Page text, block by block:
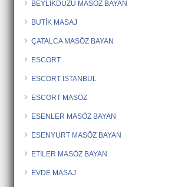
BEYLİKDÜZÜ MASÖZ BAYAN
BUTİK MASAJ
ÇATALCA MASÖZ BAYAN
ESCORT
ESCORT İSTANBUL
ESCORT MASÖZ
ESENLER MASÖZ BAYAN
ESENYURT MASÖZ BAYAN
ETİLER MASÖZ BAYAN
EVDE MASAJ